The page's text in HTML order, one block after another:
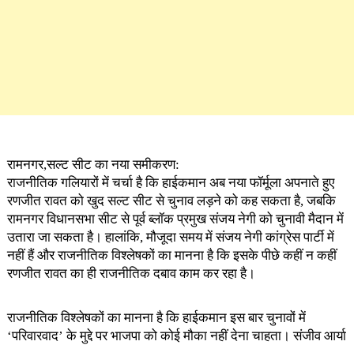
रामनगर,सल्ट सीट का नया समीकरण:
राजनीतिक गलियारों में चर्चा है कि हाईकमान अब नया फॉर्मूला अपनाते हुए
रणजीत रावत को खुद सल्ट सीट से चुनाव लड़ने को कह सकता है, जबकि
रामनगर विधानसभा सीट से पूर्व ब्लॉक प्रमुख संजय नेगी को चुनावी मैदान में
उतारा जा सकता है। हालांकि, मौजूदा समय में संजय नेगी कांग्रेस पार्टी में
नहीं हैं और राजनीतिक विश्लेषकों का मानना है कि इसके पीछे कहीं न कहीं
रणजीत रावत का ही राजनीतिक दबाव काम कर रहा है।
राजनीतिक विश्लेषकों का मानना है कि हाईकमान इस बार चुनावों में
‘परिवारवाद’ के मुद्दे पर भाजपा को कोई मौका नहीं देना चाहता। संजीव आर्या